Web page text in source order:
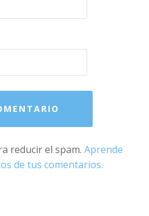
reducir el spam.Aprende
de tus comentarios.